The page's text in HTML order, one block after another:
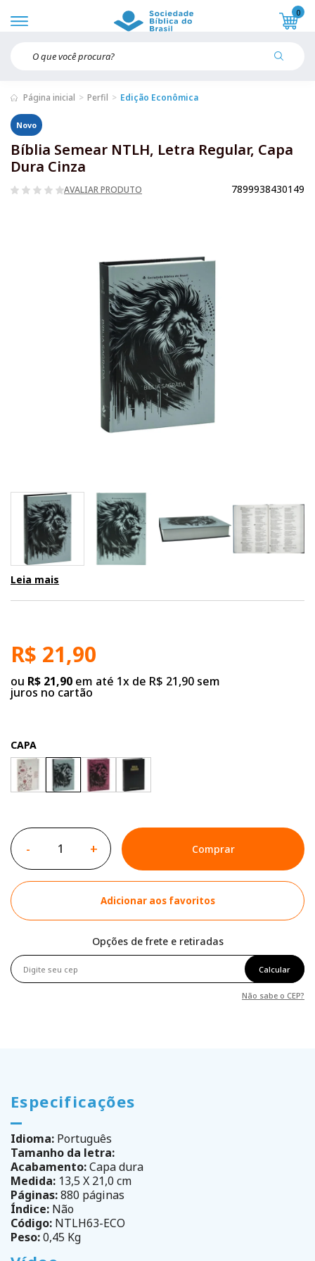
0
Página inicial Perfil Edição Econômica
Novo
Bíblia Semear NTLH, Letra Regular, Capa
Dura Cinza
AVALIAR PRODUTO 7899938430149
Leia mais
R$ 21,90
ou R$ 21,90 em até 1x de R$ 21,90 sem
juros no cartão
CAPA
- + Comprar
Adicionar aos favoritos
Opções de frete e retiradas
Calcular
Não sabe o CEP?
Especificações
Idioma: Português
Tamanho da letra:
Acabamento:Capa dura
Medida: 13,5 X 21,0 cm
Páginas:880 páginas
Índice: Não
Código: NTLH63-ECO
Peso:0,45 Kg